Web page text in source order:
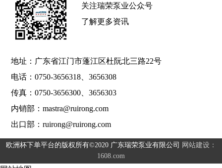
关注瑞荣泵业公众号
了解更多资讯
地址：广东省江门市蓬江区杜阮北三路22号
电话：0750-3656318、3656308
传真：0750-3656300、3656303
内销部：mastra@ruirong.com
出口部：ruirong@ruirong.com
欧洲杯下单平台的版权所有©2020 广东瑞荣泵业有限公司
网站建设：
1608.com